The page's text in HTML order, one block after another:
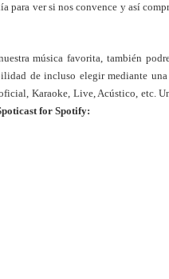
para ver si nos convence y así
música favorita, también
de incluso elegir mediante una
Karaoke, Live, Acústico, etc.
for Spotify: